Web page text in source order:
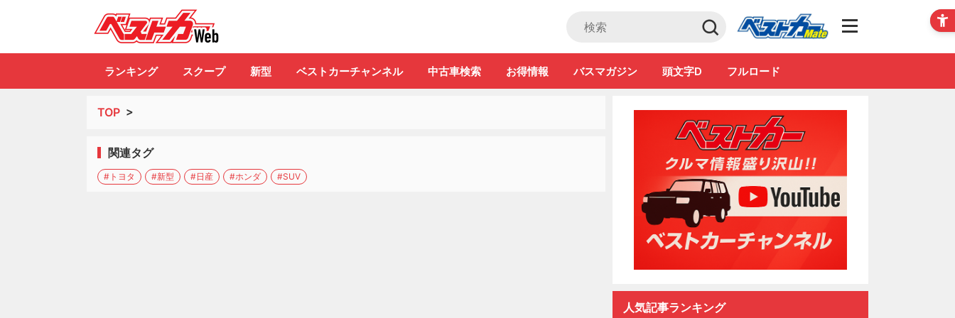
Club
ランキング スクープ 新型 ベストカーチャンネル 中古車検索 お得情報 バスマガジン 頭文字D フルロード
TOP >
関連タグ
#トヨタ #新型 #日産 #ホンダ #SUV
人気記事ランキング